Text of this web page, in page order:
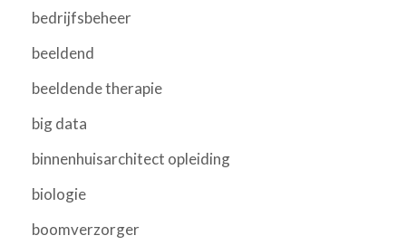
bedrijfsbeheer
beeldend
beeldende therapie
big data
binnenhuisarchitect opleiding
biologie
boomverzorger